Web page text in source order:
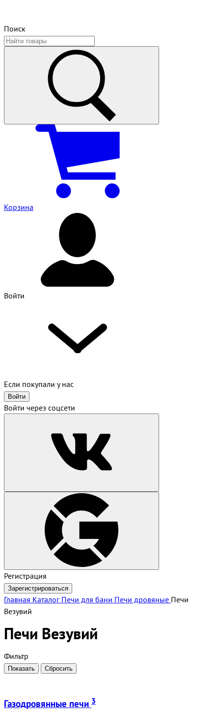
Поиск
Корзина
Войти
Если покупали у нас
Войти
Войти через соцсети
Регистрация
Зарегистрироваться
Главная Каталог Печи для бани Печи дровяные Печи
Везувий
Печи Везувий
Фильтр
Газодровянные печи 3